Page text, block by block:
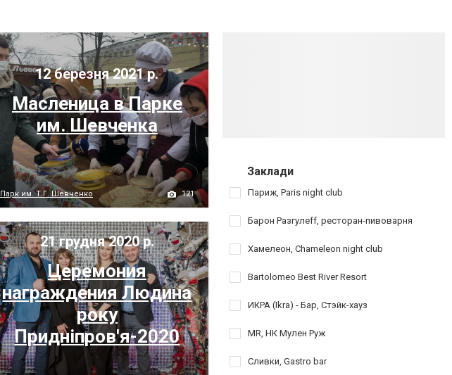
12 березня 2021 р.
Масленица в Парке
им. Шевченка
Парк им. Т.Г. Шевченко 121
21 грудня 2020 р.
Церемония
награждения Людина
року
Придніпров'я-2020
Заклади
Париж, Paris night club
Барон Разгулеff, ресторан-пивоварня
Хамелеон, Chameleon night club
Bartolomeo Best River Resort
ИКРА (Ikra) - Бар, Стэйк-хауз
MR, НК Мулен Руж
Сливки, Gastro bar